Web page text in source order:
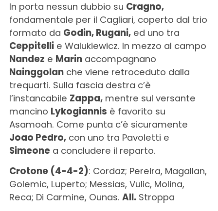
In porta nessun dubbio su Cragno,
fondamentale per il Cagliari, coperto dal trio
formato da Godin, Rugani,ed uno tra
Ceppitellie Walukiewicz. In mezzo al campo
Nandez e Marinaccompagnano
Nainggolanche viene retroceduto dalla
trequarti. Sulla fascia destra c’è
l’instancabile Zappa,mentre sul versante
mancino Lykogiannis è favorito su
Asamoah. Come punta c’è sicuramente
Joao Pedro,con uno tra Pavoletti e
Simeonea concludere il reparto.
Crotone (4-4-2): Cordaz; Pereira, Magallan,
Golemic, Luperto; Messias, Vulic, Molina,
Reca; Di Carmine, Ounas. All. Stroppa